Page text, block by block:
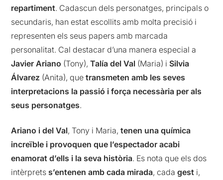
repartiment. Cadascun dels personatges, principals o
secundaris, han estat escollits amb molta precisió i
representen els seus papers amb marcada
personalitat. Cal destacar d’una manera especial a
Javier Ariano (Tony),Talía del Val (Maria) iSilvia
Álvarez (Anita), quetransmeten amb les seves
interpretacions la passió i força necessària per als
seus personatges.
Ariano i del Val, Tony i Maria,tenen una química
increïble i provoquen que l’espectador acabi
enamorat d’ells i la seva història. Es nota que els dos
intèrprets s’entenen amb cada mirada, cadagest i,